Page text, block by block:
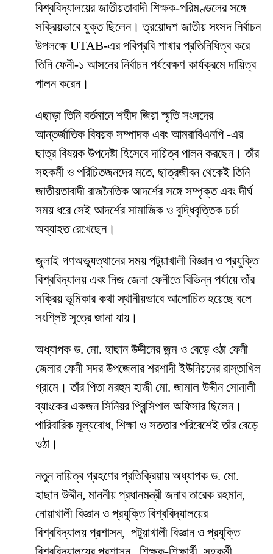
বিশ্ববিদ্যালয়ের জাতীয়তাবাদী শিক্ষক-পরিমণ্ডলের সঙ্গে
সক্রিয়ভাবে যুক্ত ছিলেন। ত্রয়োদশ জাতীয় সংসদ নির্বাচন
উপলক্ষে UTAB-এর পবিপ্রবি শাখার প্রতিনিধিত্ব করে
তিনি ফেনী-১ আসনের নির্বাচন পর্যবেক্ষণ কার্যক্রমে দায়িত্ব
পালন করেন।
এছাড়া তিনি বর্তমানে শহীদ জিয়া স্মৃতি সংসদের
আন্তর্জাতিক বিষয়ক সম্পাদক এবং আমরাবিএনপি -এর
ছাত্র বিষয়ক উপদেষ্টা হিসেবে দায়িত্ব পালন করছেন। তাঁর
সহকর্মী ও পরিচিতজনদের মতে, ছাত্রজীবন থেকেই তিনি
জাতীয়তাবাদী রাজনৈতিক আদর্শের সঙ্গে সম্পৃক্ত এবং দীর্ঘ
সময় ধরে সেই আদর্শের সামাজিক ও বুদ্ধিবৃত্তিক চর্চা
অব্যাহত রেখেছেন।
জুলাই গণঅভ্যুত্থানের সময় পটুয়াখালী বিজ্ঞান ও প্রযুক্তি
বিশ্ববিদ্যালয় এবং নিজ জেলা ফেনীতে বিভিন্ন পর্যায়ে তাঁর
সক্রিয় ভূমিকার কথা স্থানীয়ভাবে আলোচিত হয়েছে বলে
সংশ্লিষ্ট সূত্রে জানা যায়।
অধ্যাপক ড. মো. হাছান উদ্দীনের জন্ম ও বেড়ে ওঠা ফেনী
জেলার ফেনী সদর উপজেলার শরশাদী ইউনিয়নের রাস্তাখিল
গ্রামে। তাঁর পিতা মরহুম হাজী মো. জামাল উদ্দীন সোনালী
ব্যাংকের একজন সিনিয়র প্রিন্সিপাল অফিসার ছিলেন।
পারিবারিক মূল্যবোধ, শিক্ষা ও সততার পরিবেশেই তাঁর বেড়ে
ওঠা।
নতুন দায়িত্ব গ্রহণের প্রতিক্রিয়ায় অধ্যাপক ড. মো.
হাছান উদ্দীন, মাননীয় প্রধানমন্ত্রী জনাব তারেক রহমান,
নোয়াখালী বিজ্ঞান ও প্রযুক্তি বিশ্ববিদ্যালয়ের
বিশ্ববিদ্যালয় প্রশাসন, পটুয়াখালী বিজ্ঞান ও প্রযুক্তি